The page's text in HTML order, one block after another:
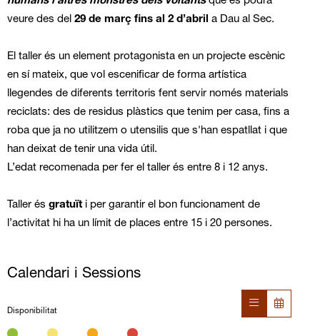
veure des del 29 de març fins al 2 d’abril a Dau al Sec.
El taller és un element protagonista en un projecte escènic
en sí mateix, que vol escenificar de forma artística
llegendes de diferents territoris fent servir només materials
reciclats: des de residus plàstics que tenim per casa, fins a
roba que ja no utilitzem o utensilis que s'han espatllat i que
han deixat de tenir una vida útil.
L’edat recomenada per fer el taller és entre 8 i 12 anys.
Taller és gratuït i per garantir el bon funcionament de
l’activitat hi ha un límit de places entre 15 i 20 persones.
Calendari i Sessions
Disponibilitat